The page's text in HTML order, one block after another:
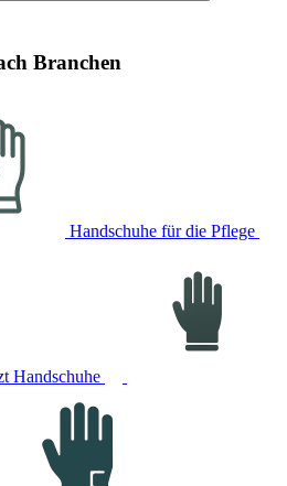
Branchen
Handschuhe für die Pflege
Handschuhe